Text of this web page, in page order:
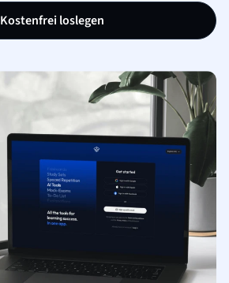
Kostenfrei loslegen